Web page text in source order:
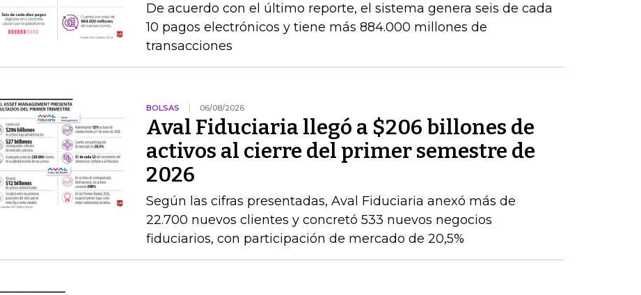
De acuerdo con el último reporte, el sistema genera seis de cada
10 pagos electrónicos y tiene más 884.000 millones de
transacciones
BOLSAS 06/08/2026
Aval Fiduciaria llegó a $206 billones de
activos al cierre del primer semestre de
2026
Según las cifras presentadas, Aval Fiduciaria anexó más de
22.700 nuevos clientes y concretó 533 nuevos negocios
fiduciarios, con participación de mercado de 20,5%